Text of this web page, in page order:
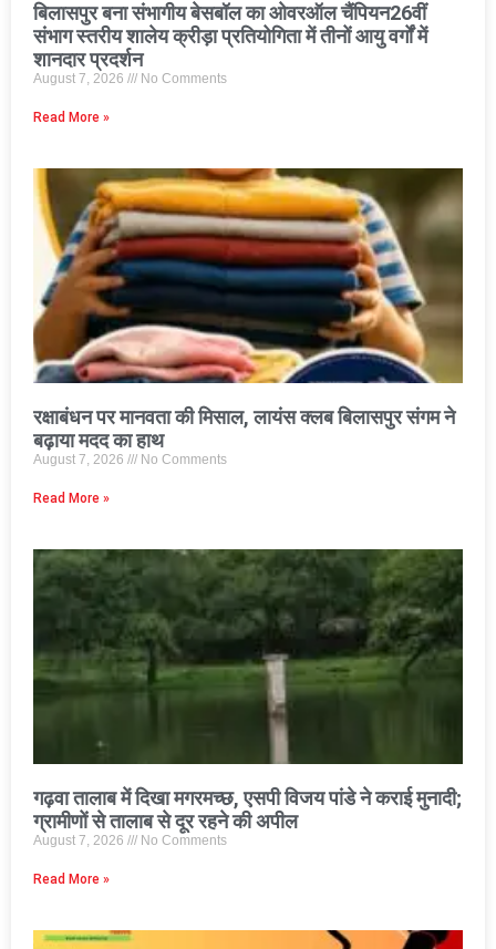
बिलासपुर बना संभागीय बेसबॉल का ओवरऑल चैंपियन26वीं
संभाग स्तरीय शालेय क्रीड़ा प्रतियोगिता में तीनों आयु वर्गों में
शानदार प्रदर्शन
August 7, 2026 No Comments
Read More »
रक्षाबंधन पर मानवता की मिसाल, लायंस क्लब बिलासपुर संगम ने
बढ़ाया मदद का हाथ
August 7, 2026 No Comments
Read More »
गढ़वा तालाब में दिखा मगरमच्छ, एसपी विजय पांडे ने कराई मुनादी;
ग्रामीणों से तालाब से दूर रहने की अपील
August 7, 2026 No Comments
Read More »